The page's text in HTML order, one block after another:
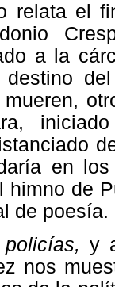
relata el
a la
en
himno de
de poesía.
y
nos